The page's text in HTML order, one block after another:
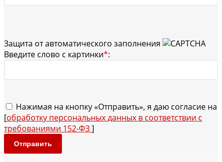
Защита от автоматического заполнения
Введите слово с картинки*:
Нажимая на кнопку «Отправить», я даю согласие на
[обработку персональных данных в соответствии с
требованиями 152-ФЗ]
Отправить